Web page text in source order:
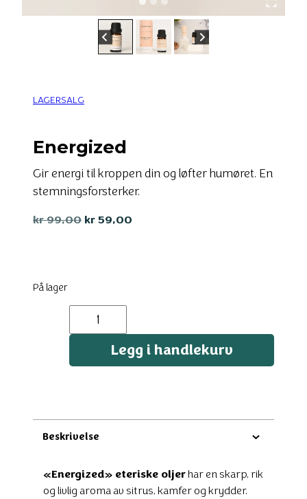
LAGERSALG
Energized
Gir energi til kroppen din og løfter humøret. En
stemningsforsterker.
kr99,00 Opprinnelig
kr 59,00
På lager
Energized
Legg i handlekurv
Beskrivelse
«Energized» eteriske oljerhar en skarp, rik
og livlig aroma av sitrus, kamfer og krydder.